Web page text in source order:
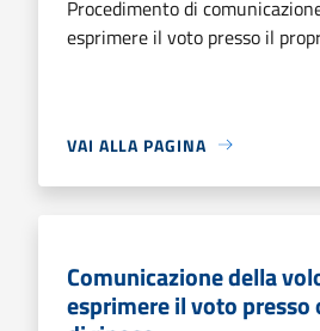
Procedimento di
esprimere il voto presso il
VAI ALLA PAGINA
Comunicazione della
esprimere il voto presso